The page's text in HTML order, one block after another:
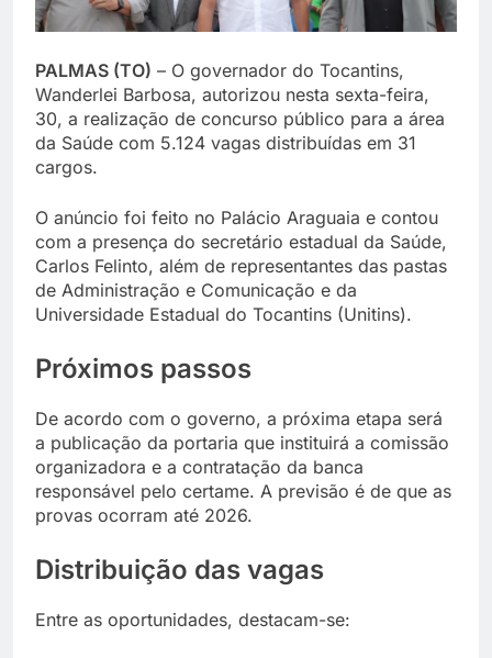
PALMAS (TO) – O governador do Tocantins,
Wanderlei Barbosa, autorizou nesta sexta-feira,
30, a realização de concurso público para a área
da Saúde com 5.124 vagas distribuídas em 31
cargos.
O anúncio foi feito no Palácio Araguaia e contou
com a presença do secretário estadual da Saúde,
Carlos Felinto, além de representantes das pastas
de Administração e Comunicação e da
Universidade Estadual do Tocantins (Unitins).
Próximos passos
De acordo com o governo, a próxima etapa será
a publicação da portaria que instituirá a comissão
organizadora e a contratação da banca
responsável pelo certame. A previsão é de que as
provas ocorram até 2026.
Distribuição das vagas
Entre as oportunidades, destacam-se: